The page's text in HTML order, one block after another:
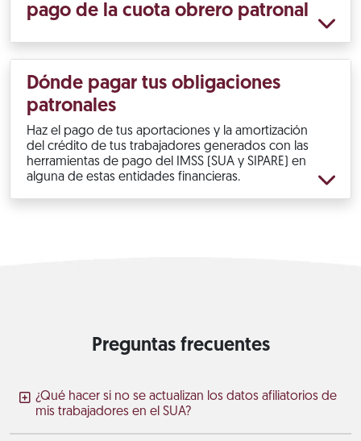
pago de la cuota obrero patronal
Dónde pagar tus obligaciones
patronales
Haz el pago de tus aportaciones y la amortización
del crédito de tus trabajadores generados con las
herramientas de pago del IMSS (SUA y SIPARE) en
alguna de estas entidades financieras.
Preguntas frecuentes
¿Qué hacer si no se actualizan los datos afiliatorios de
mis trabajadores en el SUA?